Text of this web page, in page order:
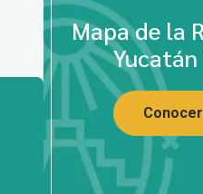
Mapa de la